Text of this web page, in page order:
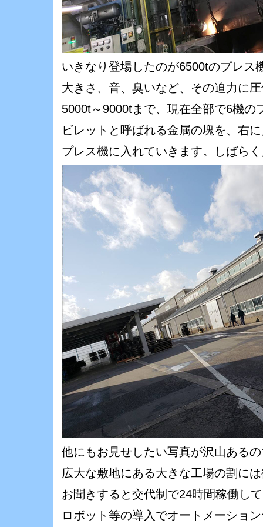
いきなり登場したのが6500tのプレス
大きさ、音、臭いなど、その迫力に
5000t～9000tまで、現在全部で6機の
ビレットと呼ばれる金属の塊を、右
プレス機に入れていきます。しばら
他にもお見せしたい写真が沢山ある
広大な敷地にある大きな工場の割に
お聞きすると交代制で24時間稼働し
ロボット等の導入でオートメーショ